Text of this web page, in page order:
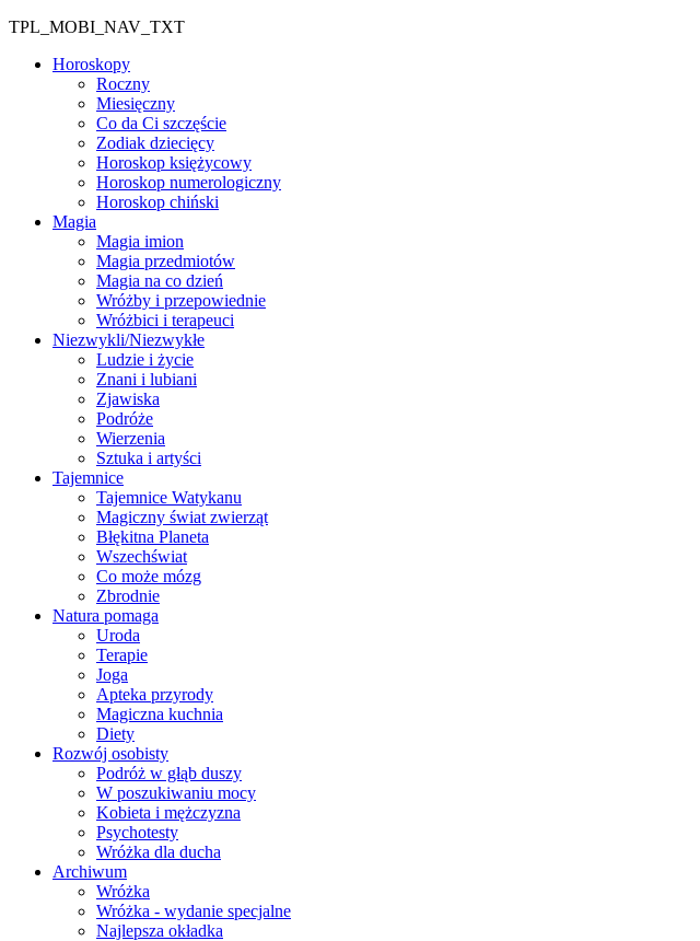
TPL_MOBI_NAV_TXT
Horoskopy
Roczny
Miesięczny
Co da Ci szczęście
Zodiak dziecięcy
Horoskop księżycowy
Horoskop numerologiczny
Horoskop chiński
Magia
Magia imion
Magia przedmiotów
Magia na co dzień
Wróżby i przepowiednie
Wróżbici i terapeuci
Niezwykli/Niezwykłe
Ludzie i życie
Znani i lubiani
Zjawiska
Podróże
Wierzenia
Sztuka i artyści
Tajemnice
Tajemnice Watykanu
Magiczny świat zwierząt
Błękitna Planeta
Wszechświat
Co może mózg
Zbrodnie
Natura pomaga
Uroda
Terapie
Joga
Apteka przyrody
Magiczna kuchnia
Diety
Rozwój osobisty
Podróż w głąb duszy
W poszukiwaniu mocy
Kobieta i mężczyzna
Psychotesty
Wróżka dla ducha
Archiwum
Wróżka
Wróżka - wydanie specjalne
Najlepsza okładka